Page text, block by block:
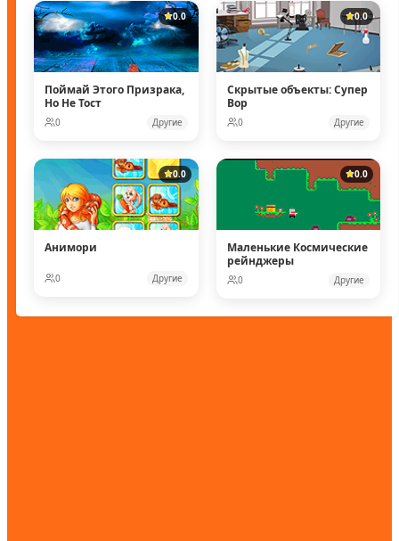
0.0
Поймай Этого Призрака,
Но Не Тост
0 Другие
0.0
Скрытые объекты: Супер
Вор
0 Другие
0.0
Анимори
0 Другие
0.0
Маленькие Космические
рейнджеры
0 Другие